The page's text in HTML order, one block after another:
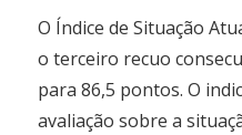
O Índice de Situação
o terceiro recuo
para 86,5 pontos. O
avaliação sobre a